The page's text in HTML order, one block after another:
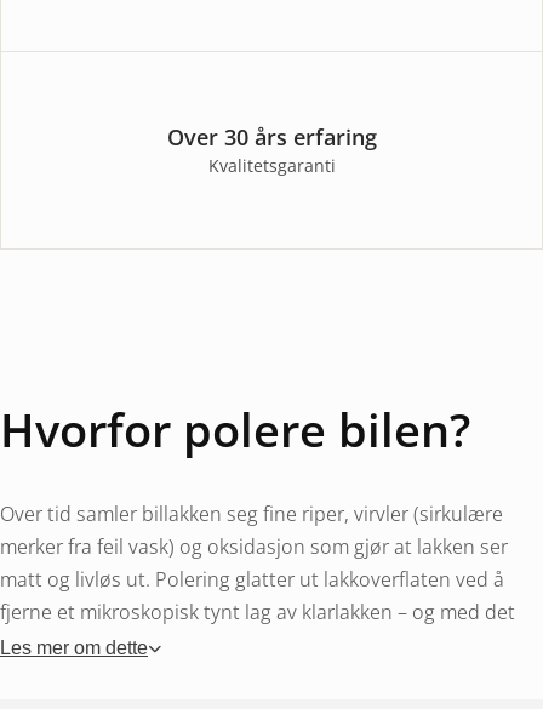
Over 30 års erfaring
Kvalitetsgaranti
Hvorfor polere bilen?
Over tid samler billakken seg fine riper, virvler (sirkulære
merker fra feil vask) og oksidasjon som gjør at lakken ser
matt og livløs ut. Polering glatter ut lakkoverflaten ved å
fjerne et mikroskopisk tynt lag av klarlakken – og med det
forsvinner ripene. Resultatet er en dyp, skinnende overflate
Les mer om dette